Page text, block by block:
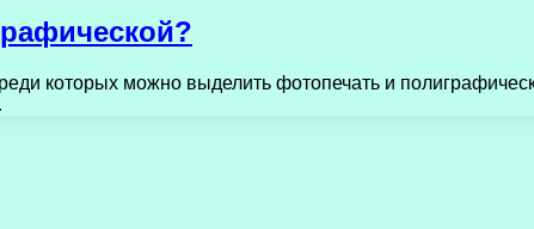
которых можно выделить фотопечать и